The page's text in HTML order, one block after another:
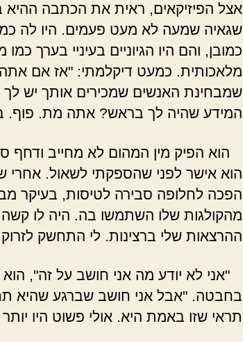
אצל הפיזיקאים, ראית את הכתבה ההיא
שגאיה שמעה לא מעט פעמים. היו לה
כמובן, והם היו הגיוניים בעיניי בערך
מלאכותית. כמעט דיקלמתי: "אז אם
שמבחינת האנשים שמכירים אותך יש לך
המידע שהיה לך בראש? אתה מת. פוף.
הוא הפיק מין המהום לא מחייב ודחף
הוא אישר לפני שהספקתי לשאול. אחרי
הפכה לחלופה סבירה לטיסות, בעיקר
מהקולגות שלו השתמשו בה. היה לו
ההרצאות שלי ברצינות. לי התחשק
"אני לא יודע מה אני חושב על זה",
בחבטה. "אבל אני חושב שברגע שהיא
תראי שזו באמת היא. אולי פשוט היו